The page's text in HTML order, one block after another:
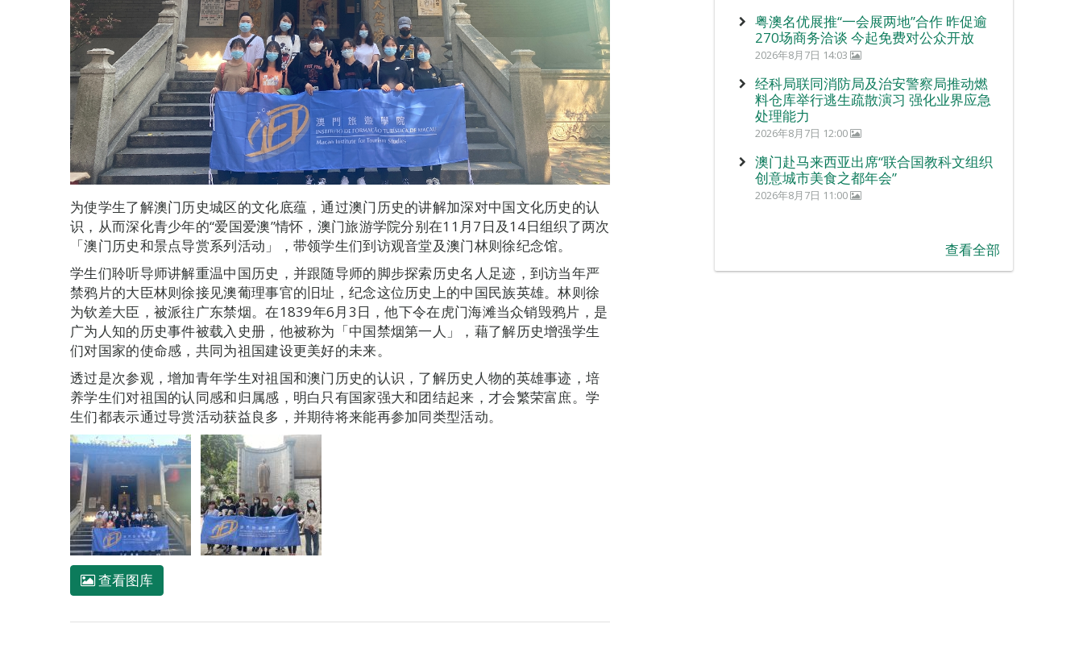
为使学生了解澳门历史城区的文化底蕴，通过澳门历史的讲解加深对中国文化历史的认
识，从而深化青少年的“爱国爱澳”情怀，澳门旅游学院分别在11月7日及14日组织了两次
「澳门历史和景点导赏系列活动」，带领学生们到访观音堂及澳门林则徐纪念馆。
学生们聆听导师讲解重温中国历史，并跟随导师的脚步探索历史名人足迹，到访当年严
禁鸦片的大臣林则徐接见澳葡理事官的旧址，纪念这位历史上的中国民族英雄。林则徐
为钦差大臣，被派往广东禁烟。在1839年6月3日，他下令在虎门海滩当众销毁鸦片，是
广为人知的历史事件被载入史册，他被称为「中国禁烟第一人」，藉了解历史增强学生
们对国家的使命感，共同为祖国建设更美好的未来。
透过是次参观，增加青年学生对祖国和澳门历史的认识，了解历史人物的英雄事迹，培
养学生们对祖国的认同感和归属感，明白只有国家强大和团结起来，才会繁荣富庶。学
生们都表示通过导赏活动获益良多，并期待将来能再参加同类型活动。
查看图库
粤澳名优展推“一会展两地”合作 昨促逾
270场商务洽谈 今起免费对公众开放
2026年8月7日 14:03
经科局联同消防局及治安警察局推动燃
料仓库举行逃生疏散演习 强化业界应急
处理能力
2026年8月7日 12:00
澳门赴马来西亚出席“联合国教科文组织
创意城市美食之都年会”
2026年8月7日 11:00
查看全部